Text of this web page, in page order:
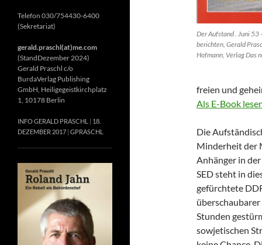
Der Aufstand . Juni 53
berichten, Gerald
Hofmann, Verlag Das
freien und
Als E-Book
Die
Minderheit der
Anhänger in
SED steht in
gefürchtete
Stunden
sowjetischen
Telefon 030/754430-6400
(Sekretariat)
gerald.praschl(at)me.com
(StandDezember 2024)
Gerald Praschl c/o
BurdaVerlag Publishing
GmbH, Heiligegeistkirchplatz
1, 10178 Berlin
INFO GERALD PRASCHL
18.
DEZEMBER 2017 GPRASCHL